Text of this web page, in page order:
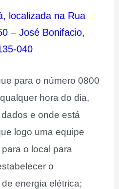
localizada na Rua
– José Bonifacio,
040
para o número 0800
hora do dia,
e onde está
logo uma equipe
o local para
o
energia elétrica;